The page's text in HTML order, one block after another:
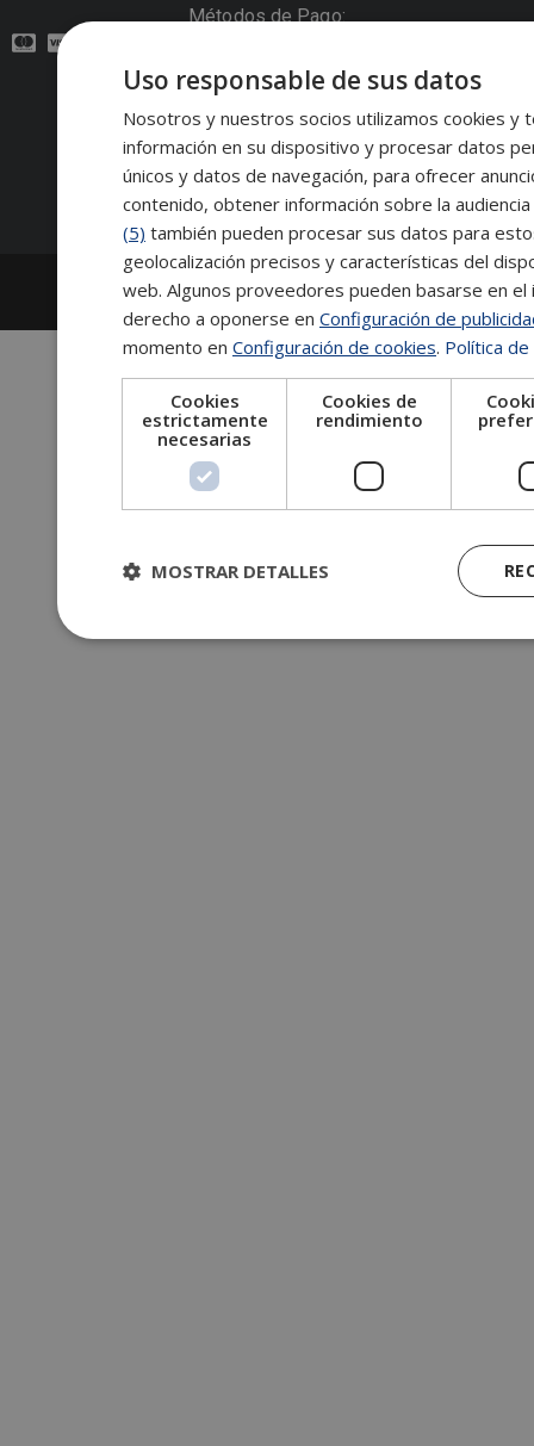
Métodos de Pago:
Contacto:
Síguenos:
2026
Escuela de Posgrado de Salamanca
Información legal
Tablón de anuncios
Uso responsable de sus datos
Nosotros y nuestros socios utilizamos cookies y
información en su dispositivo y procesar datos
únicos y datos de navegación, para ofrecer
contenido, obtener información sobre la
(5) también pueden procesar sus datos para
geolocalización precisos y características del
web. Algunos proveedores pueden basarse en
derecho a oponerse en Configuración de
momento en Configuración de cookies. Política
Cookies
estrictamente
necesarias
Cookies de
rendimiento
MOSTRAR DETALLES